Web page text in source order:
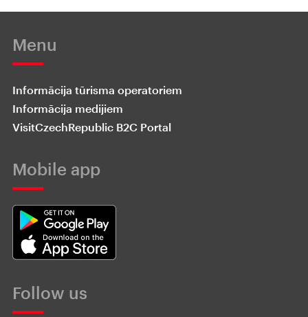
Menu
Informācija tūrisma operatoriem
Informācija medijiem
VisitCzechRepublic B2C Portal
Mobile app
Follow us